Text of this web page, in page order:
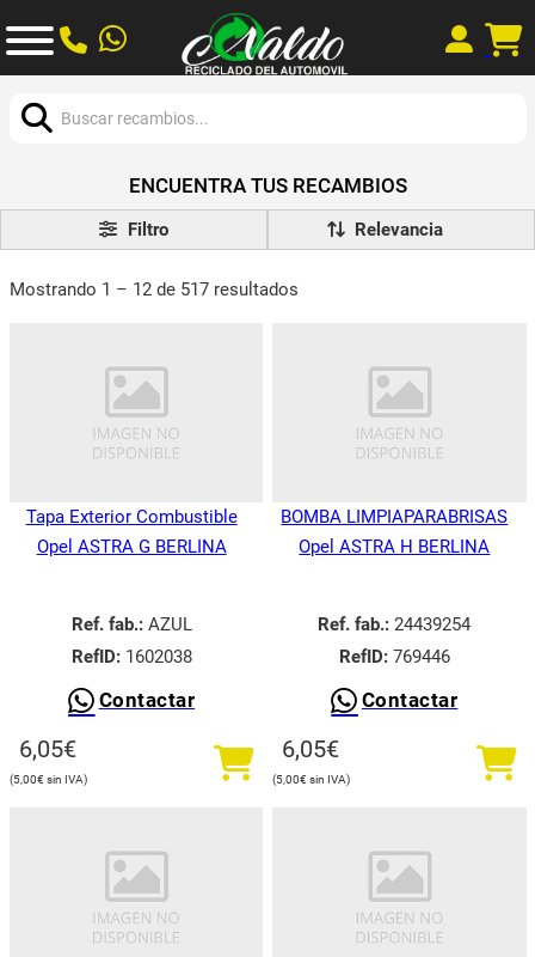
ENCUENTRA TUS RECAMBIOS
Filtro
Mostrando 1 – 12 de 517 resultados
Tapa Exterior Combustible
Opel ASTRA G BERLINA
Ref. fab.:AZUL
RefID:1602038
Contactar
6,05€
5,00€
BOMBA LIMPIAPARABRISAS
Opel ASTRA H BERLINA
Ref. fab.: 24439254
RefID:769446
Contactar
6,05€
5,00€